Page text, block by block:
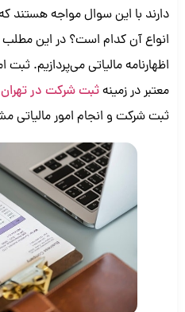
دارند با این سوال مواجه هستند
انواع آن کدام است؟ در این مطلب
اظهارنامه مالیاتی می‌پردازیم.
معتبر در زمینهثبت شرکت در تهران
ثبت شرکت و انجام امور مالیاتی